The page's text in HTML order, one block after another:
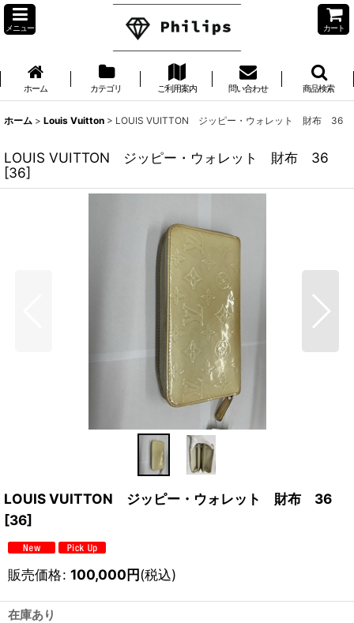
メニュー カート
ホーム カテゴリ ご利用案内 問い合わせ 商品検索
ホーム > Louis Vuitton > LOUIS VUITTON ジッピー・ウォレット 財布 36
LOUIS VUITTON ジッピー・ウォレット 財布 36
[36]
LOUIS VUITTON ジッピー・ウォレット 財布 36
[36]
販売価格: 100,000円(税込)
在庫あり